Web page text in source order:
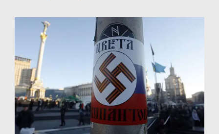
Προβολή
μεγαλύτερης
εικόνας